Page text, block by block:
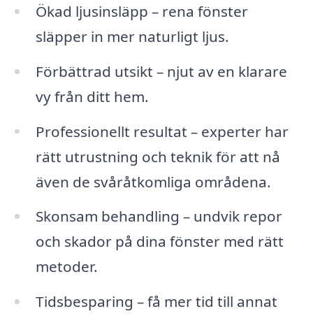
Ökad ljusinsläpp – rena fönster
släpper in mer naturligt ljus.
Förbättrad utsikt – njut av en klarare
vy från ditt hem.
Professionellt resultat – experter har
rätt utrustning och teknik för att nå
även de svåråtkomliga områdena.
Skonsam behandling – undvik repor
och skador på dina fönster med rätt
metoder.
Tidsbesparing – få mer tid till annat